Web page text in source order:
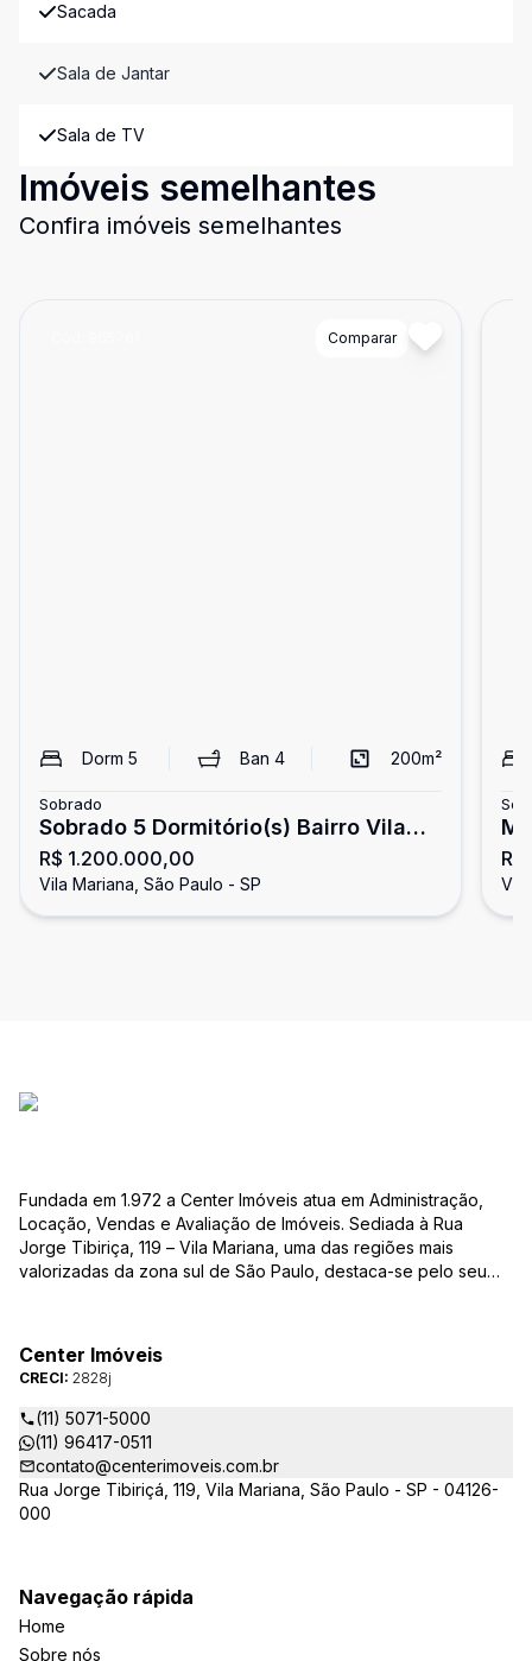
Sacada
Sala de Jantar
Sala de TV
Imóveis semelhantes
Confira imóveis semelhantes
Comparar
Dorm 5 Ban 4 200m²
Sobrado
Sobrado 5 Dormitório(s) Bairro Vila
Mariana
R$ 1.200.000,00
Vila Mariana, São Paulo - SP
Fundada em 1.972 a Center Imóveis atua em Administração,
Locação, Vendas e Avaliação de Imóveis. Sediada à Rua
Jorge Tibiriça, 119 – Vila Mariana, uma das regiões mais
valorizadas da zona sul de São Paulo, destaca-se pelo seu
atuantes imobiliárias da região, credenciada junto ao Conselho
Regional dos Corretores de Imóveis (CRECI) e associada ao
Sindicato das Empresas de Compra, Venda, Locação e
Administração de Imóveis Residenciais e Comerciais de São
Paulo (SECOVI).
Center Imóveis
CRECI: 2828j
(11) 5071-5000
(11) 96417-0511
contato@centerimoveis.com.br
Rua Jorge Tibiriçá, 119, Vila Mariana, São Paulo - SP - 04126-
000
Navegação rápida
Home
Sobre nós